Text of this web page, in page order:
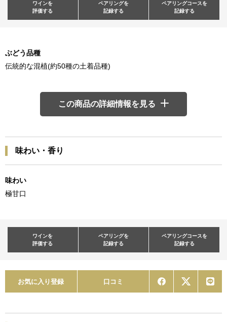
ワインを
評価する
ペアリングを
記録する
ペアリングコースを
記録する
ぶどう品種
伝統的な混植(約50種の土着品種)
この商品の詳細情報を見る
味わい・香り
味わい
極甘口
ワインを
評価する
ペアリングを
記録する
ペアリングコースを
記録する
お気に入り登録 口コミ